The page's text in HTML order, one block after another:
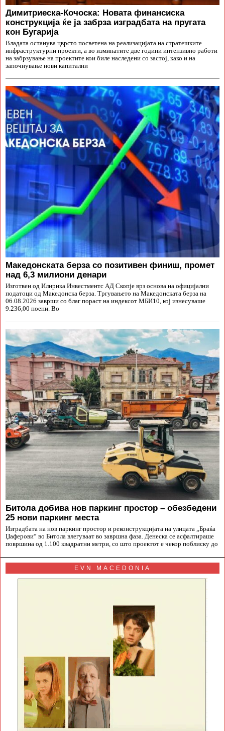
Димитриеска-Кочоска: Новата финансиска
конструкција ќе ја забрза изградбата на пругата
кон Бугарија
Владата останува цврсто посветена на реализацијата на стратешките
инфраструктурни проекти, а во изминатите две години интензивно работи
на забрзување на проектите кои биле наследени со застој, како и на
започнување нови капитални
Македонската берза со позитивен финиш, промет
над 6,3 милиони денари
Изготвен од Илирика Инвестментс АД Скопје врз основа на официјални
податоци од Македонска берза. Тргувањето на Македонската берза на
06.08.2026 заврши со благ пораст на индексот МБИ10, кој изнесуваше
9.236,00 поени. Во
Битола добива нов паркинг простор – обезбедени
25 нови паркинг места
Изградбата на нов паркинг простор и реконструкцијата на улицата „Браќа
Џаферови“ во Битола влегуваат во завршна фаза. Денеска се асфалтираше
површина од 1.100 квадратни метри, со што проектот е чекор поблиску до
EVN MACEDONIA